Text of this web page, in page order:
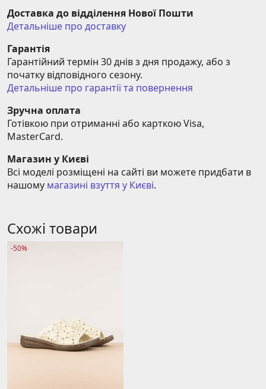
Доставка до відділення Нової Пошти
Детальніше про доставку
Гарантія
Гарантійний термін 30 днів з дня продажу, або з
початку відповідного сезону.
Детальніше про гарантії та повернення
Зручна оплата
Готівкою при отриманні або карткою Visa,
MasterCard.
Магазин у Києві
Всі моделі розміщені на сайті ви можете придбати в
нашому магазині взуття у Києві.
Схожі товари
-50%